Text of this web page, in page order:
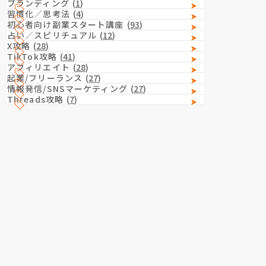
ブランディング (1)
習慣化／思考法 (4)
初心者向け副業スタート講座 (93)
占い／スピリチュアル (12)
X攻略 (28)
TikTok攻略 (41)
アフィリエイト (28)
起業/フリーランス (27)
情報発信/SNSマーケティング (27)
Threads攻略 (7)